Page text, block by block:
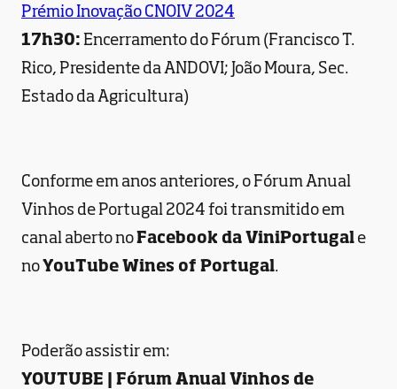
Prémio Inovação CNOIV 2024
17h30:Encerramento do Fórum (Francisco T.
Rico, Presidente da ANDOVI; João Moura, Sec.
Estado da Agricultura)
Conforme em anos anteriores, o Fórum Anual
Vinhos de Portugal 2024 foi transmitido em
canal aberto noFacebook da ViniPortugale
noYouTube Wines of Portugal.
Poderão assistir em:
YOUTUBE | Fórum Anual Vinhos de